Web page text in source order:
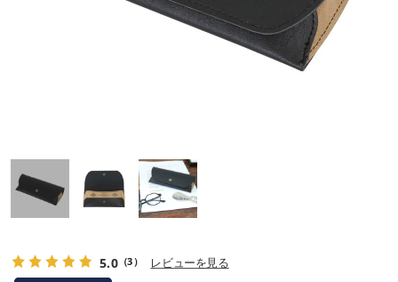
5.0（3） レビューを見る